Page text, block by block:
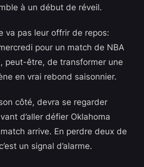
à un début de réveil.
va pas leur offrir de repos:
pour un match de NBA
peut-être, de transformer une
en vrai rebond saisonnier.
côté, devra se regarder
d’aller défier Oklahoma
arrive. En perdre deux de
un signal d’alarme.